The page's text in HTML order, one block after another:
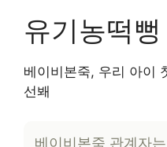
유기농떡
베이비본죽, 우리 아이
선봬
베이비본죽 관계자